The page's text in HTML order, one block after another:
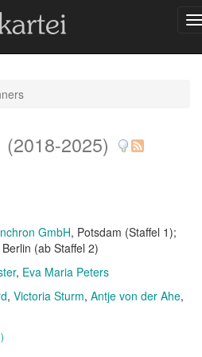
(2018-2025)
GmbH, Potsdam (Staffel 1)
Berlin (ab Staffel 2)
Eva Maria Peters
Victoria Sturm Antje von der Ahe